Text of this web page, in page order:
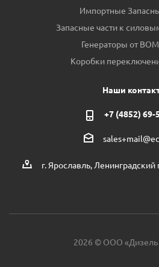
Импортные
Запасные части к
Генераторы от
Коробки
Наши
+7 (4852) 69-
г. Ярославль, Ленинградский
2026 © ООО «Дизель